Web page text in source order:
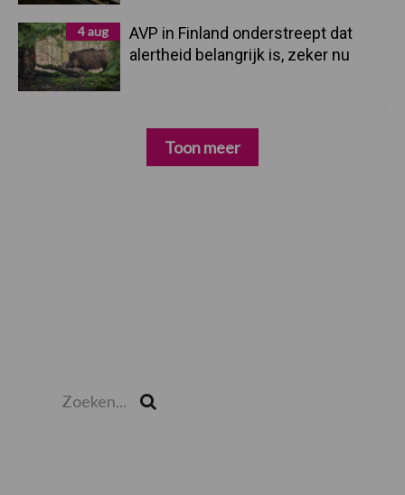
4 aug
AVP in Finland onderstreept dat
alertheid belangrijk is, zeker nu
Toon meer